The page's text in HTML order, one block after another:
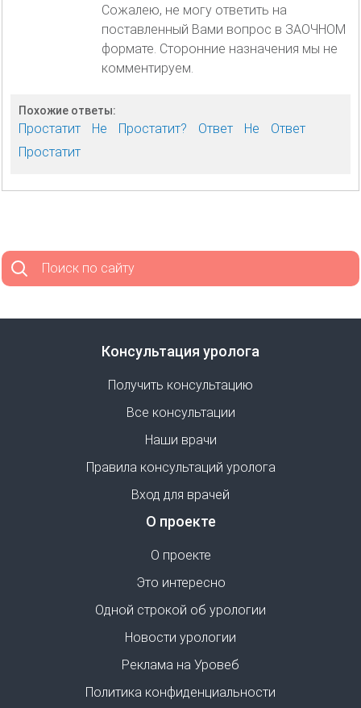
Сожалею, не могу ответить на
поставленный Вами вопрос в ЗАОЧНОМ
формате. Сторонние назначения мы не
комментируем.
Похожие ответы:
Простатит Не Простатит? Ответ Не
Ответ
Простатит
Поиск по сайту
Консультация уролога
Получить консультацию
Все консультации
Наши врачи
Правила консультаций уролога
Вход для врачей
О проекте
О проекте
Это интересно
Одной строкой об урологии
Новости урологии
Реклама на Уровеб
Политика конфиденциальности